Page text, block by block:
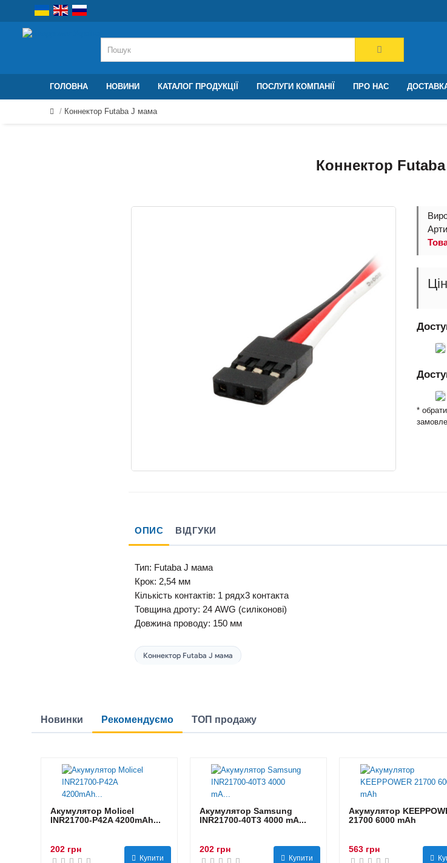
ГОЛОВНА НОВИНИ КАТАЛОГ ПРОДУКЦІЇ ПОСЛУГИ КОМПАНІЇ ПРО НАС
Коннектор Futaba J мама
Коннектор
*
ОПИС ВІДГУКИ
Тип: Futaba J мама
Крок: 2,54 мм
Кількість контактів: 1 рядх3 контакта
Товщина дроту: 24 AWG (силіконові)
Довжина проводу: 150 мм
Коннектор Futaba J мама
Новинки Рекомендуємо ТОП продажу
Акумулятор Molicel
INR21700-P42A 4200mAh...
202 грн
Купити
Акумулятор Samsung
INR21700-40T3 4000 mA...
202 грн
Купити
Акумулятор
21700 6000 mAh
563 грн